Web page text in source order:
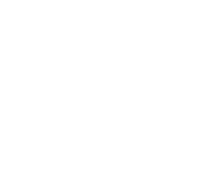
e cirurgias
cada profissional faz a diferença”